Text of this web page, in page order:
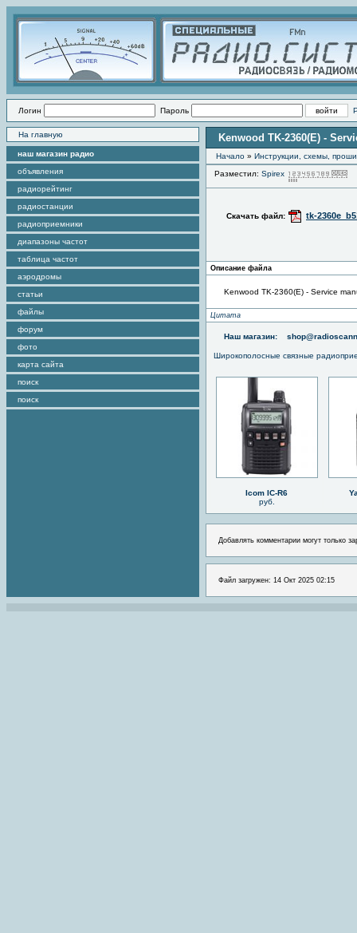
Логин Пароль
На главную
наш магазин радио
объявления
радиорейтинг
радиостанции
радиоприемники
диапазоны частот
таблица частот
аэродромы
статьи
файлы
форум
фото
карта сайта
поиск
поиск
Kenwood TK-2360(E) -
Начало » Инструкции, схемы,
Разместил: Spirex
Скачать файл: tk-
Описание файла
Kenwood TK-2360(E) - Service
Цитата
Наш магазин:
Широкополосные связные
Icom IC-R6
руб.
Добавлять комментарии могут только
Файл загружен: 14 Окт 2025 02:15